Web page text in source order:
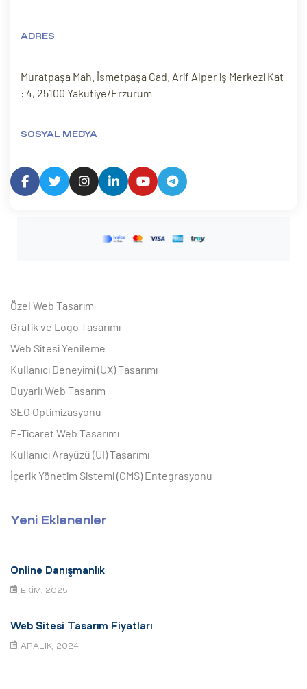
ADRES
Muratpaşa Mah. İsmetpaşa Cad. Arif Alper iş Merkezi Kat
: 4, 25100 Yakutiye/Erzurum
SOSYAL MEDYA
Özel Web Tasarım
Grafik ve Logo Tasarımı
Web Sitesi Yenileme
Kullanıcı Deneyimi (UX) Tasarımı
Duyarlı Web Tasarım
SEO Optimizasyonu
E-Ticaret Web Tasarımı
Kullanıcı Arayüzü (UI) Tasarımı
İçerik Yönetim Sistemi (CMS) Entegrasyonu
Yeni Eklenenler
Online Danışmanlık
EKIM, 2025
Web Sitesi Tasarım Fiyatları
ARALIK, 2024